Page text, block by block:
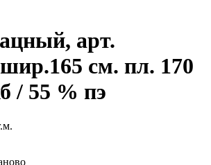
арт.
см. пл. 170
/ 55 % пэ